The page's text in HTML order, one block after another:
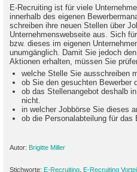
E-Recruiting ist für viele
innerhalb des eigenen
schreiben ihre neuen Stellen über
Unternehmenswebseite aus. Sich
bzw. dieses im eigenen
unumgänglich. Damit Sie jedoch
Aktionen erhalten, müssen Sie
welche Stelle Sie ausschreiben
ob Sie den gesuchten Bewerber
ob das Stellenangebot deshalb
nicht.
in welcher Jobbörse Sie dieses
ob die Personalabteilung für
Autor: Brigitte Miller
Stichworte: E-Recruiting E-Recruiting